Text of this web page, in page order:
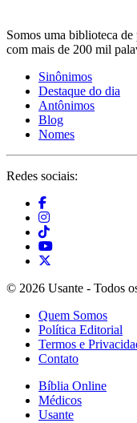
Somos uma biblioteca
com mais de 200 mil
Sinônimos
Destaque do dia
Antônimos
Blog
Nomes
Redes sociais:
© 2026 Usante - Todos
Quem Somos
Política Editorial
Termos e
Contato
Bíblia Online
Médicos
Usante